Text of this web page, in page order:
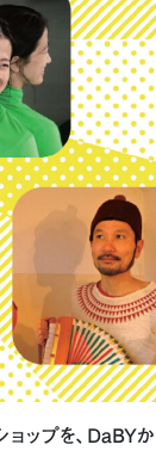
ップを、DaBY